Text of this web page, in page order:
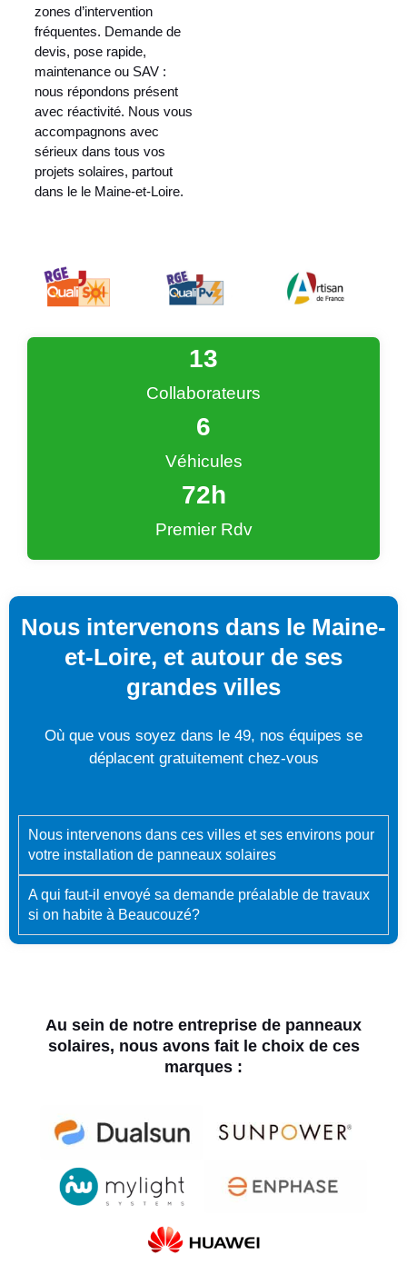
zones d’intervention
fréquentes. Demande de
devis, pose rapide,
maintenance ou SAV :
nous répondons présent
avec réactivité. Nous vous
accompagnons avec
sérieux dans tous vos
projets solaires, partout
dans le le Maine-et-Loire.
Collaborateurs
13
Véhicules
6
Premier Rdv
72h
Nous intervenons dans le Maine-
et-Loire, et autour de ses
grandes villes
Où que vous soyez dans le 49, nos équipes se
déplacent gratuitement chez-vous
Nous intervenons dans ces villes et ses environs pour
votre installation de panneaux solaires
A qui faut-il envoyé sa demande préalable de travaux
si on habite à Beaucouzé?
Au sein de notre entreprise de panneaux
solaires, nous avons fait le choix de ces
marques :